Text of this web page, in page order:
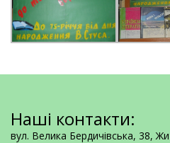
Наші контакти:
вул. Велика Бердичівська, 38,